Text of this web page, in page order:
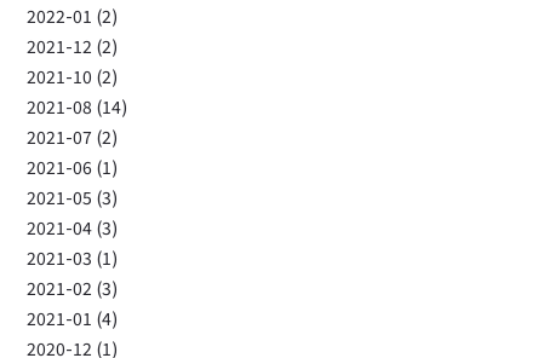
2022-01 (2)
2021-12 (2)
2021-10 (2)
2021-08 (14)
2021-07 (2)
2021-06 (1)
2021-05 (3)
2021-04 (3)
2021-03 (1)
2021-02 (3)
2021-01 (4)
2020-12 (1)